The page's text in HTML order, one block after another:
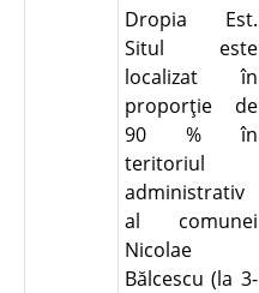
Dropia Est.
Situl este
localizat în
proporţie de
90 % în
teritoriul
administrativ
al comunei
Nicolae
Bălcescu (la 3-